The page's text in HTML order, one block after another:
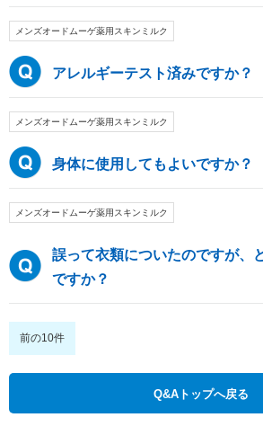
メンズオードムーゲ薬用スキンミルク
アレルギーテスト済みですか？
メンズオードムーゲ薬用スキンミルク
身体に使用してもよいですか？
メンズオードムーゲ薬用スキンミルク
誤って衣類についたのですが、
ですか？
前の10件
Q&Aトップへ戻る